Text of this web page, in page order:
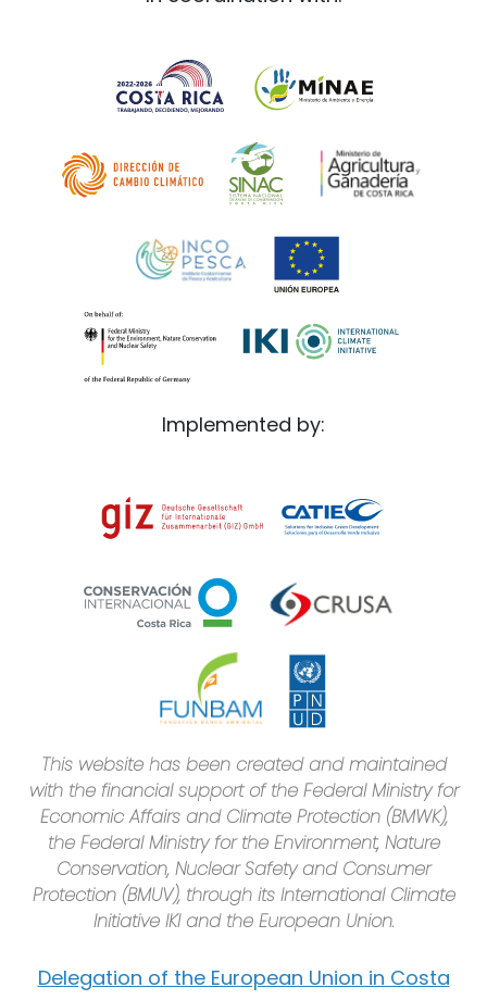
Implemented by:
This website has been created and maintained
with the financial support of the Federal Ministry for
Economic Affairs and Climate Protection (BMWK),
the Federal Ministry for the Environment, Nature
Conservation, Nuclear Safety and Consumer
Protection (BMUV), through its International Climate
Initiative IKI and the European Union.
Delegation of the European Union in Costa